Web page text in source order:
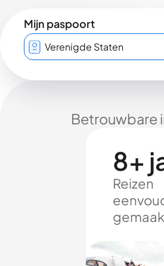
Mijn paspoort
Betrouwbare
8+
Reizen